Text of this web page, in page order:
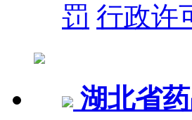
罚 行政许
湖北省